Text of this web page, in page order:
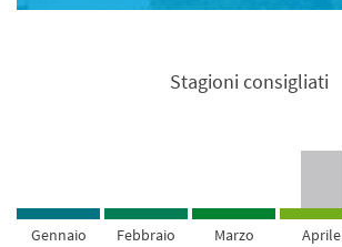
Stagioni consigliati
Gennaio Febbraio Marzo Aprile